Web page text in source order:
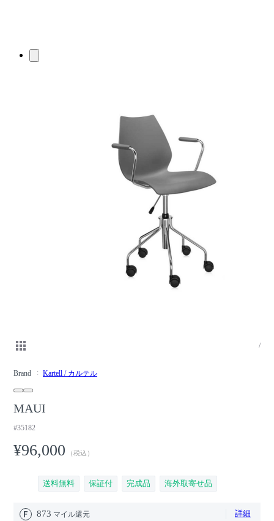
/
Brand Kartell / カルテル
MAUI
#35182
¥96,000 （税込）
送料無料 保証付 完成品 海外取寄せ品
873 マイル還元 詳細